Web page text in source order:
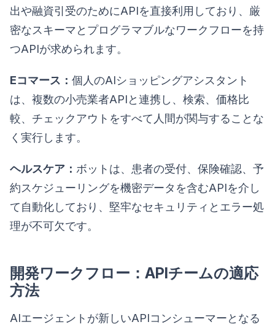
出や融資引受のためにAPIを直接利用しており、厳
密なスキーマとプログラマブルなワークフローを持
つAPIが求められます。
Eコマース： 個人のAIショッピングアシスタント
は、複数の小売業者APIと連携し、検索、価格比
較、チェックアウトをすべて人間が関与することな
く実行します。
ヘルスケア： ボットは、患者の受付、保険確認、予
約スケジューリングを機密データを含むAPIを介し
て自動化しており、堅牢なセキュリティとエラー処
理が不可欠です。
開発ワークフロー：APIチームの適応
方法
AIエージェントが新しいAPIコンシューマーとなる